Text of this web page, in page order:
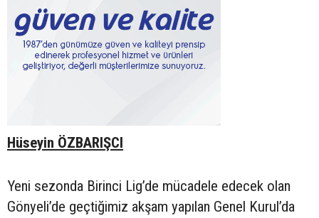
Hüseyin ÖZBARIŞCI
Yeni sezonda Birinci Lig’de mücadele edecek olan
Gönyeli’de geçtiğimiz akşam yapılan Genel Kurul’da